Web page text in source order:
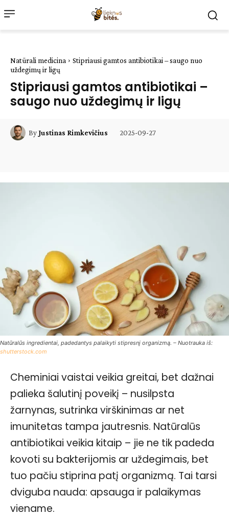
Natūrali medicina
Stipriausi gamtos antibiotikai – saugo nuo
uždegimų ir ligų
Stipriausi gamtos antibiotikai –
saugo nuo uždegimų ir ligų
ByJustinas Rimkevičius 2025-09-27
Natūralūs ingredientai, padedantys palaikyti stipresnį organizmą. – Nuotrauka iš:
shutterstock.com
Cheminiai vaistai veikia greitai, bet dažnai
palieka šalutinį poveikį – nusilpsta
žarnynas, sutrinka virškinimas ar net
imunitetas tampa jautresnis. Natūralūs
antibiotikai veikia kitaip – jie ne tik padeda
kovoti su bakterijomis ar uždegimais, bet
tuo pačiu stiprina patį organizmą. Tai tarsi
dviguba nauda: apsauga ir palaikymas
viename.